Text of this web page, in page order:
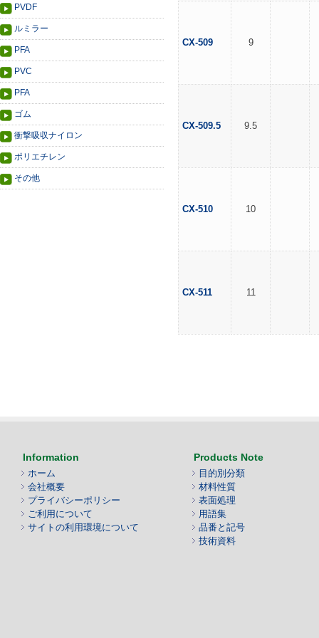
PVDF
ルミラー
PFA
PVC
PFA
ゴム
衝撃吸収ナイロン
ポリエチレン
その他
CX-509 9
CX-509.5 9.5
CX-510 10
CX-511 11
Information
ホーム
会社概要
プライバシーポリシー
ご利用について
サイトの利用環境について
Products Note
目的別分類
材料性質
表面処理
用語集
品番と記号
技術資料